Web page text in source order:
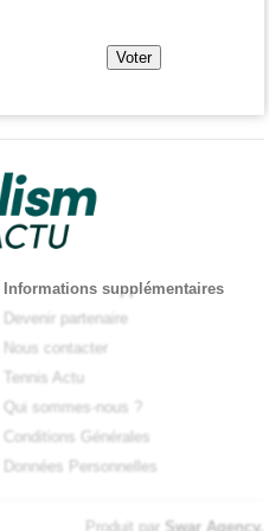
Informations supplémentaires
Devenir partenaire
Nous contacter
Tennis Actu
Qui sommes-nous ?
Conditions Générales
Données Personnelles
Produit par Swar Agency.